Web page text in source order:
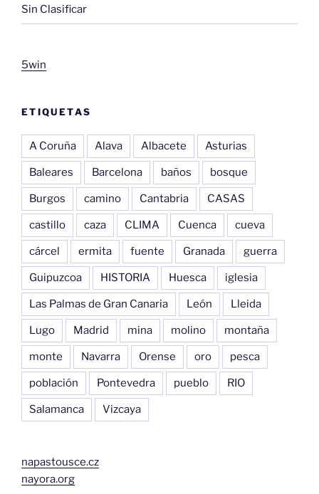
Sin Clasificar
5win
ETIQUETAS
A Coruña Alava Albacete Asturias
Baleares Barcelona baños bosque
Burgos camino Cantabria CASAS
castillo caza CLIMA Cuenca cueva
cárcel ermita fuente Granada guerra
Guipuzcoa HISTORIA Huesca iglesia
Las Palmas de Gran Canaria León Lleida
Lugo Madrid mina molino montaña
monte Navarra Orense oro pesca
población Pontevedra pueblo RIO
Salamanca Vizcaya
napastousce.cz
nayora.org